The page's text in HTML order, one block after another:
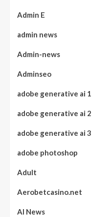
Admin E
admin news
Admin-news
Adminseo
adobe generative ai 1
adobe generative ai 2
adobe generative ai 3
adobe photoshop
Adult
Aerobetcasino.net
AI News